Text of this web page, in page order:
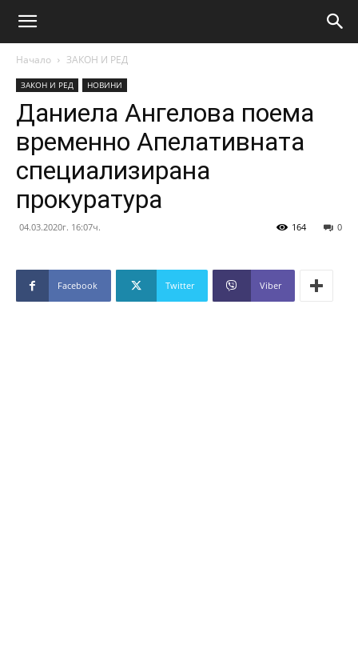
Начало ЗАКОН И РЕД
ЗАКОН И РЕД НОВИНИ
Даниела Ангелова поема
временно Апелативната
специализирана
прокуратура
04.03.2020г. 16:07ч. 0
164
Facebook Twitter Viber